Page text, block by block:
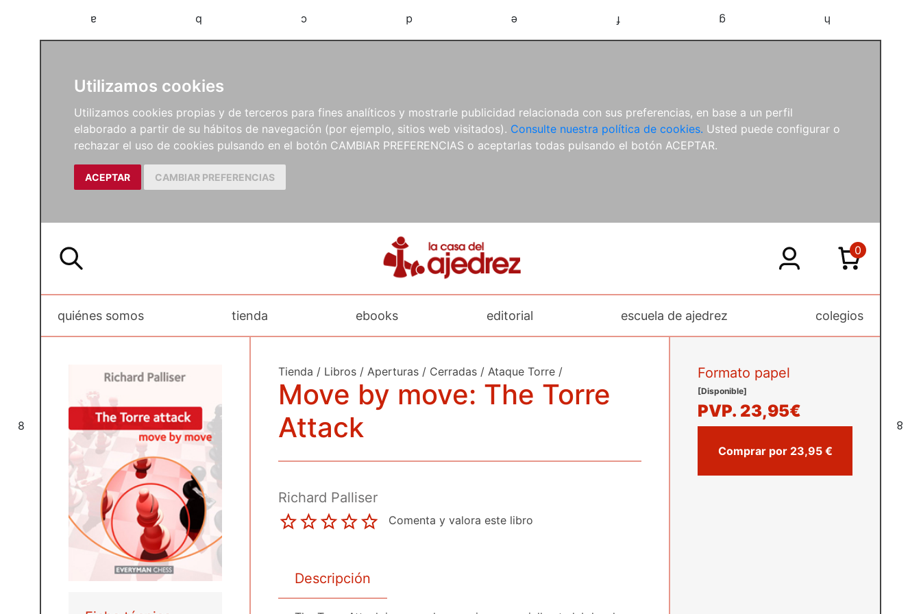
Utilizamos cookies
Utilizamos cookies propias y de terceros para fines analíticos y mostrarle publicidad relacionada con sus preferencias, en base a un perfil
elaborado a partir de su hábitos de navegación (por ejemplo, sitios web visitados). Consulte nuestra política de cookies. Usted puede configurar o
rechazar el uso de cookies pulsando en el botón CAMBIAR PREFERENCIAS o aceptarlas todas pulsando el botón ACEPTAR.
ACEPTAR CAMBIAR PREFERENCIAS
a b c d e f g h
8
8
quiénes somos tienda ebooks editorial escuela de ajedrez colegios
0
Tienda / Libros / Aperturas / Cerradas / Ataque Torre /
Move by move: The Torre
Attack
Richard Palliser
Comenta y valora este libro
Descripción
Formato papel
[Disponible]
PVP. 23,95€
Comprar por 23,95 €